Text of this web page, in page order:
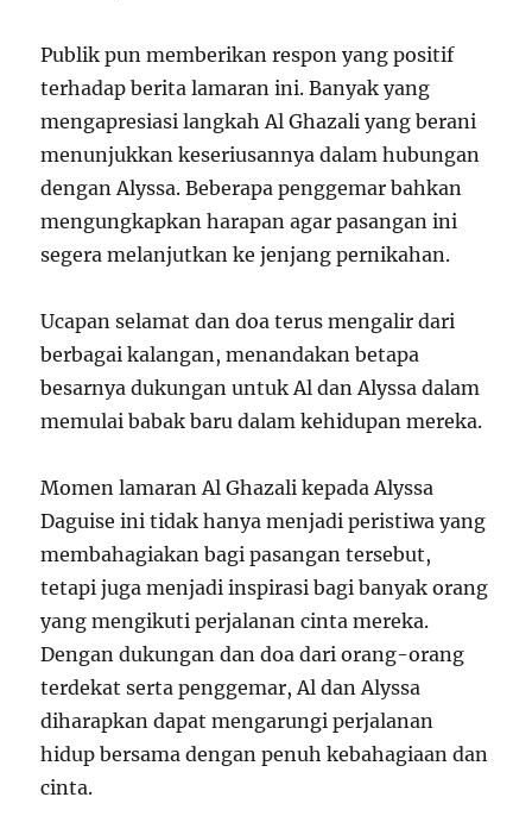
Publik pun memberikan respon yang positif
terhadap berita lamaran ini. Banyak yang
mengapresiasi langkah Al Ghazali yang berani
menunjukkan keseriusannya dalam hubungan
dengan Alyssa. Beberapa penggemar bahkan
mengungkapkan harapan agar pasangan ini
segera melanjutkan ke jenjang pernikahan.
Ucapan selamat dan doa terus mengalir dari
berbagai kalangan, menandakan betapa
besarnya dukungan untuk Al dan Alyssa dalam
memulai babak baru dalam kehidupan mereka.
Momen lamaran Al Ghazali kepada Alyssa
Daguise ini tidak hanya menjadi peristiwa yang
membahagiakan bagi pasangan tersebut,
tetapi juga menjadi inspirasi bagi banyak orang
yang mengikuti perjalanan cinta mereka.
Dengan dukungan dan doa dari orang-orang
terdekat serta penggemar, Al dan Alyssa
diharapkan dapat mengarungi perjalanan
hidup bersama dengan penuh kebahagiaan dan
cinta.